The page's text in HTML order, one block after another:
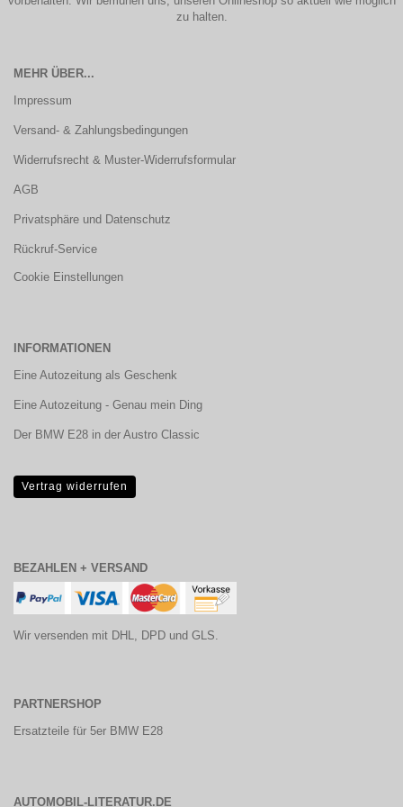
zu halten.
MEHR ÜBER...
Impressum
Versand- & Zahlungsbedingungen
Widerrufsrecht & Muster-Widerrufsformular
AGB
Privatsphäre und Datenschutz
Rückruf-Service
Cookie Einstellungen
INFORMATIONEN
Eine Autozeitung als Geschenk
Eine Autozeitung - Genau mein Ding
Der BMW E28 in der Austro Classic
Vertrag widerrufen
BEZAHLEN + VERSAND
Wir versenden mit DHL, DPD und GLS.
PARTNERSHOP
Ersatzteile für 5er BMW E28
AUTOMOBIL-LITERATUR.DE